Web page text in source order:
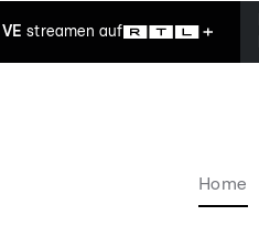
streamen auf
Home